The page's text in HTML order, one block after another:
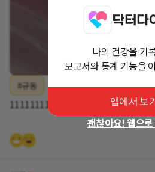
#규동
1111111111
나의 건강을 기
보고서와 통계 기능을
앱에서 보기
괜찮아요! 웹으